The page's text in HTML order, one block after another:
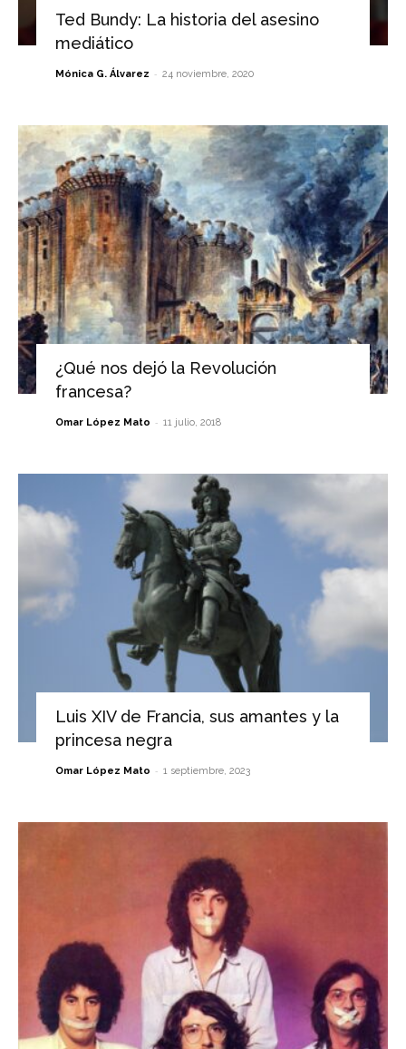
Ted Bundy: La historia del asesino
mediático
Mónica G. Álvarez - 24 noviembre, 2020
¿Qué nos dejó la Revolución
francesa?
Omar López Mato - 11 julio, 2018
Luis XIV de Francia, sus amantes y la
princesa negra
Omar López Mato - 1 septiembre, 2023